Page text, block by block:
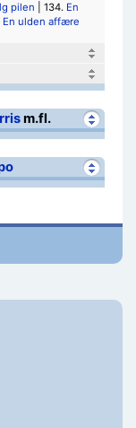
pilen | 134. En
En ulden affære
m.fl.